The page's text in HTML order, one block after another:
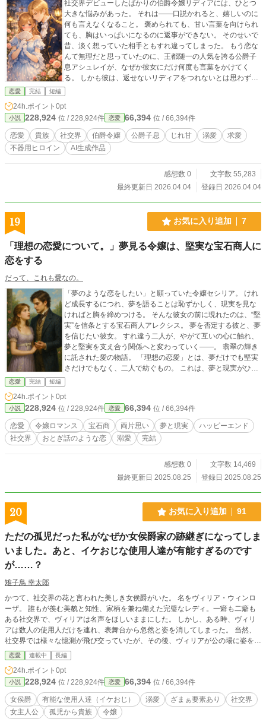
社交界デビューしたばかりの伯爵令嬢リディアには、ひとつ
大きな悩みがあった。 それは――口説かれると、嬉しいのに
何も言えなくなること。 褒められても、甘い言葉を向けられ
ても、胸はいっぱいになるのに返事ができない。 そのせいで
昔、淡く想っていた相手ともすれ違ってしまった。 もう恋な
んて無理だと思っていたのに、王都随一の人気を誇る公爵子
息アシュレイが、なぜか彼女にだけ何度も言葉をかけてく
る。 しかも彼は、返せないリディアをつれないとは思わず、
むしろ小さな反応まで大切そうに拾い上げてくれて――。
「君が困るたび、私はもっと好きになる」 うまく返せないヒ
ロインが、少しずつ自分の言葉で“うれしい”も“好き”も伝えら
れるようになるまでの、やさしくて上品な求愛ロマンス。
（完結済ー全10話＋終章）
恋愛 完結 短編
24h.ポイント 0pt
小説 228,924 位 / 228,924件 恋愛 66,394 位 / 66,394件
恋愛 貴族 社交界 伯爵令嬢 公爵子息 じれ甘 溺愛
求愛
不器用ヒロイン
AI生成作品
感想数 0
文字数 55,283
最終更新日 2026.04.04
登録日 2026.04.04
19 お気に入り追加 7
「理想の恋愛について。」夢見る令嬢は、堅実な宝石商人に
恋をする
だって、これも愛なの。
「夢のような恋をしたい」と願っていた令嬢セシリア。 けれ
ど成長するにつれ、夢を語ることは恥ずかしく、現実を見な
ければと胸を締めつける。 そんな彼女の前に現れたのは、“堅
実”を信条とする宝石商人アレクシス。 夢を否定する彼と、夢
を信じたい彼女。 すれ違う二人が、やがて互いの心に触れ、
夢と堅実を支え合う関係へと変わっていく――。 翡翠の輝き
に託された愛の物語。 「理想の恋愛」とは、夢だけでも堅実
さだけでもなく、二人で紡ぐもの。 これは、夢と現実がひと
つになる令嬢ロマンス。
恋愛 完結 短編
24h.ポイント 0pt
小説 228,924 位 / 228,924件 恋愛 66,394 位 / 66,394件
恋愛 令嬢ロマンス 宝石商 両片思い 夢と現実
ハッピーエンド
社交界
おとぎ話のような恋 溺愛 完結
感想数 0
文字数 14,469
最終更新日 2025.08.25
登録日 2025.08.25
20 お気に入り追加 91
ただの孤児だった私がなぜか女侯爵家の跡継ぎになってしま
いました。あと、イケおじな使用人達が有能すぎるのです
が……？
雉子鳥 幸太郎
かつて、社交界の花と言われた美しき女侯爵がいた。 名をヴィリア・ウィンロ
ーザ。 誰もが羨む美貌と知性、家柄を兼ね備えた完璧なレディ。一癖も二癖も
ある社交界で、ヴィリアは名声をほしいままにした。 しかし、ある時、ヴィリ
アは数人の使用人だけを連れ、表舞台から忽然と姿を消してしまった。 当然、
社交界では様々な憶測が飛び交っていたが、その後、ヴィリアが公の場に姿を見
せることはなく、彼女が何かを語ることもなかった。 だが、それから十五年が
経った今、その沈黙が破られようとしている。 ウィンローザ侯爵家現当主、リ
リィ・ウィンローザ。 ヴィリアと同じ白金色の髪と碧い瞳を持つ少女。 まだ、
誰も知らない。 彼女が、ヴィリアを超える社交界の華となることを――。
恋愛 連載中 長編
24h.ポイント 0pt
小説 228,924 位 / 228,924件 恋愛 66,394 位 / 66,394件
女侯爵 有能な使用人達（イケおじ） 溺愛 ざまぁ要素あり
社交界
女主人公
孤児から貴族 令嬢